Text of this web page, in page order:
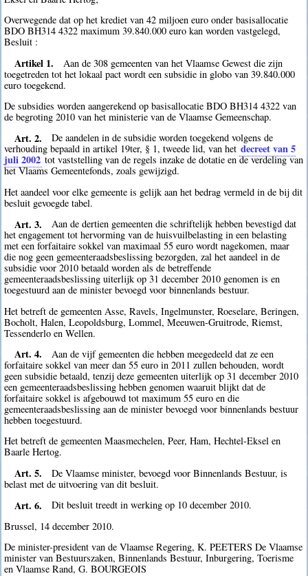
Overwegende dat op het krediet van 42 miljoen euro onder basisallocatie
BDO BH314 4322 maximum 39.840.000 euro kan worden vastgelegd,
Besluit :
Artikel 1.
Aan de 308 gemeenten van het Vlaamse Gewest die zijn
toegetreden tot het lokaal pact wordt een subsidie in globo van 39.840.000
euro toegekend.
De subsidies worden aangerekend op basisallocatie BDO BH314 4322 van
de begroting 2010 van het ministerie van de Vlaamse Gemeenschap.
Art. 2.
De aandelen in de subsidie worden toegekend volgens de
verhouding bepaald in artikel 19ter, § 1, tweede lid, van het decreet van 5
juli 2002 tot vaststelling van de regels inzake de dotatie en de verdeling van
het Vlaams Gemeentefonds, zoals gewijzigd.
Het aandeel voor elke gemeente is gelijk aan het bedrag vermeld in de bij dit
besluit gevoegde tabel.
Art. 3.
Aan de dertien gemeenten die schriftelijk hebben bevestigd dat
het engagement tot hervorming van de huisvuilbelasting in een belasting
met een forfaitaire sokkel van maximaal 55 euro wordt nagekomen, maar
die nog geen gemeenteraadsbeslissing bezorgden, zal het aandeel in de
subsidie voor 2010 betaald worden als de betreffende
gemeenteraadsbeslissing uiterlijk op 31 december 2010 genomen is en
toegestuurd aan de minister bevoegd voor binnenlands bestuur.
Het betreft de gemeenten Asse, Ravels, Ingelmunster, Roeselare, Beringen,
Bocholt, Halen, Leopoldsburg, Lommel, Meeuwen-Gruitrode, Riemst,
Tessenderlo en Wellen.
Art. 4.
Aan de vijf gemeenten die hebben meegedeeld dat ze een
forfaitaire sokkel van meer dan 55 euro in 2011 zullen behouden, wordt
geen subsidie betaald, tenzij deze gemeenten uiterlijk op 31 december 2010
een gemeenteraadsbeslissing hebben genomen waaruit blijkt dat de
forfaitaire sokkel is afgebouwd tot maximum 55 euro en die
gemeenteraadsbeslissing aan de minister bevoegd voor binnenlands bestuur
hebben toegestuurd.
Het betreft de gemeenten Maasmechelen, Peer, Ham, Hechtel-Eksel en
Baarle Hertog.
Art. 5.
De Vlaamse minister, bevoegd voor Binnenlands Bestuur, is
belast met de uitvoering van dit besluit.
Art. 6.
Dit besluit treedt in werking op 10 december 2010.
Brussel, 14 december 2010.
De minister-president van de Vlaamse Regering, K. PEETERS De Vlaamse
minister van Bestuurszaken, Binnenlands Bestuur, Inburgering, Toerisme
en Vlaamse Rand, G. BOURGEOIS